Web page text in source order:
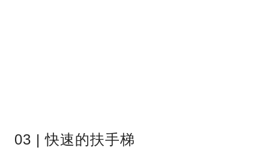
03 | 快速的扶手梯